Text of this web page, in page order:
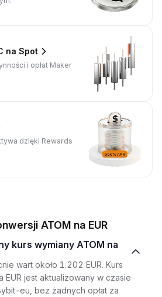
na Spot
i opłat Maker
dzięki Rewards
ATOM na EUR
wart około 1.202 EUR. Kurs
EUR jest aktualizowany w czasie
eu, bez żadnych opłat za